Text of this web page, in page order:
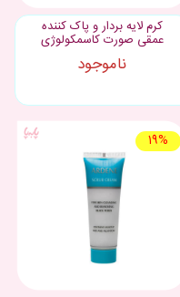
کرم لایه بردار و پاک کننده
عمقی صورت کاسمکولوژی
ناموجود
19%